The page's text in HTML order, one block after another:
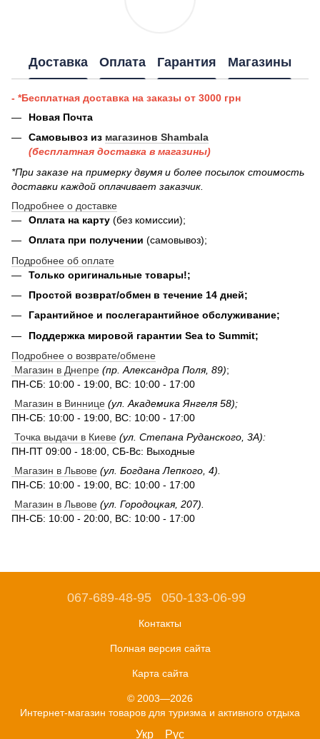
Доставка Оплата Гарантия Магазины
- *Бесплатная доставка на заказы от 3000 грн
Новая Почта
Самовывоз из магазинов Shambala
(бесплатная доставка в магазины)
*При заказе на примерку двумя и более посылок стоимость
доставки каждой оплачивает заказчик.
Подробнее о доставке
Оплата на карту (без комиссии);
Оплата при получении (самовывоз);
Подробнее об оплате
Только оригинальные товары!;
Простой возврат/обмен в течение 14 дней;
Гарантийное и послегарантийное обслуживание;
Поддержка мировой гарантии Sea to Summit;
Подробнее о возврате/обмене
Магазин в Днепре (пр. Александра Поля, 89);
ПН-СБ: 10:00 - 19:00, ВС: 10:00 - 17:00
Магазин в Виннице (ул. Академика Янгеля 58);
ПН-СБ: 10:00 - 19:00, ВС: 10:00 - 17:00
Точка выдачи в Киеве (ул. Степана Руданского, 3А):
ПН-ПТ 09:00 - 18:00, СБ-Вс: Выходные
Магазин в Львове (ул. Богдана Лепкого, 4).
ПН-СБ: 10:00 - 19:00, ВС: 10:00 - 17:00
Магазин в Львове (ул. Городоцкая, 207).
ПН-СБ: 10:00 - 20:00, ВС: 10:00 - 17:00
067-689-48-95 050-133-06-99
Контакты
Полная версия сайта
Карта сайта
© 2003—2026
Интернет-магазин товаров для туризма и активного отдыха
Укр Рус